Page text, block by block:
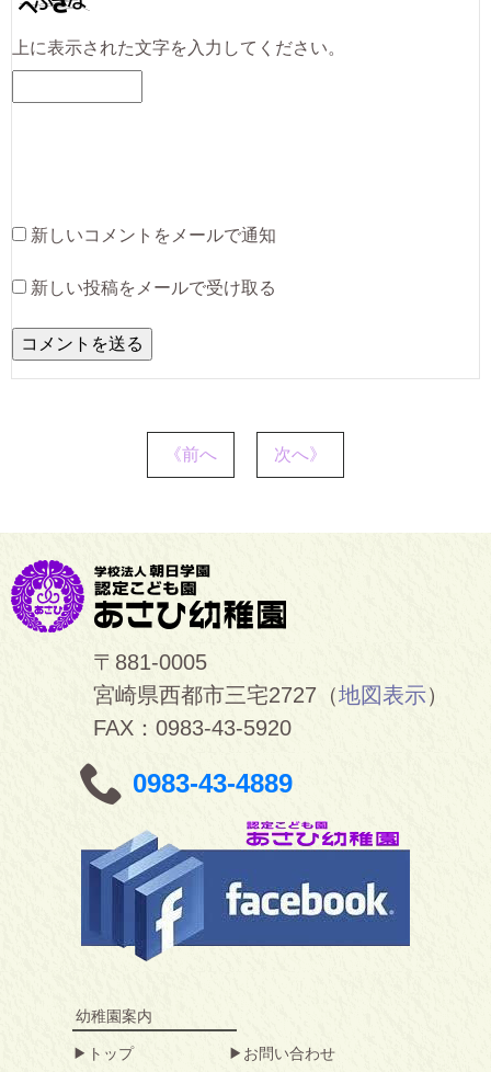
上に表示された文字を入力してください。
新しいコメントをメールで通知
新しい投稿をメールで受け取る
《前へ 次へ》
〒881-0005
宮崎県西都市三宅2727（地図表示）
FAX：0983-43-5920
0983-43-4889
幼稚園案内
トップ お問い合わせ